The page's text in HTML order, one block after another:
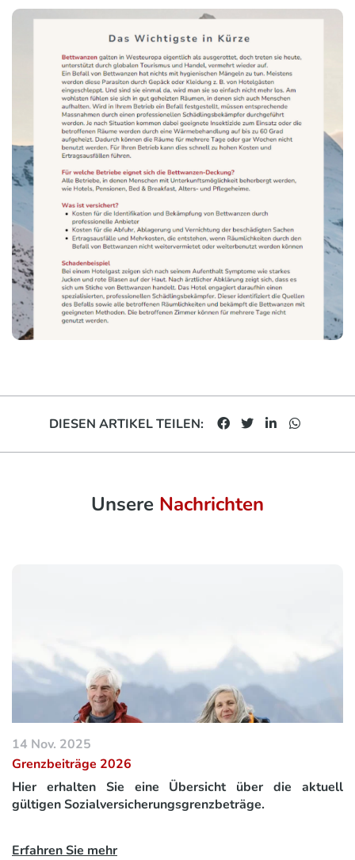
DIESEN ARTIKEL TEILEN:
Unsere Nachrichten
14 Nov. 2025
Grenzbeiträge 2026
Hier erhalten Sie eine Übersicht über die aktuell
gültigen Sozialversicherungsgrenzbeträge.
Erfahren Sie mehr